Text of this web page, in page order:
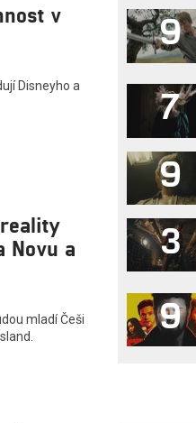
v
Disneyho a
Novu a
mladí Češi
9
7
9
3
9